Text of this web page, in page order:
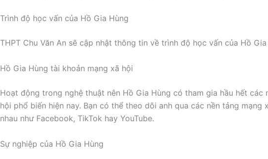
Trình độ học vấn của Hồ Gia Hùng
THPT Chu Văn An sẽ cập nhật thông tin về trình độ học vấn của Hồ Gia
Hồ Gia Hùng tài khoản mạng xã hội
Hoạt động trong nghệ thuật nên Hồ Gia Hùng có tham gia hầu hết các
hội phổ biến hiện nay. Bạn có thể theo dõi anh qua các nền tảng mạng
nhau như Facebook, TikTok hay YouTube.
Sự nghiệp của Hồ Gia Hùng